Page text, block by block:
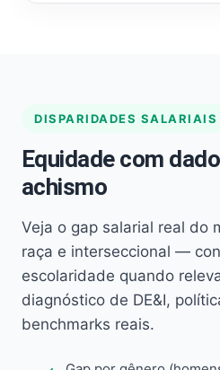
DISPARIDADES SALARIAIS
Equidade com
achismo
Veja o gap salarial real do
raça e interseccional —
escolaridade quando
diagnóstico de DE&I,
benchmarks reais.